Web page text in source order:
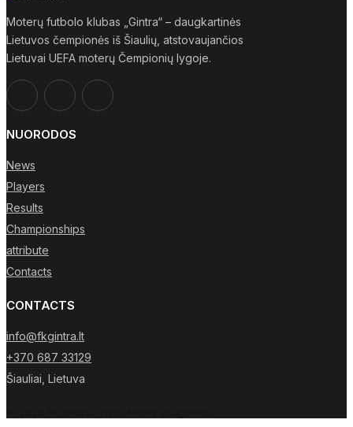
Moterų futbolo klubas „Gintra“ – daugkartinės
Lietuvos čempionės iš Šiaulių, atstovaujančios
Lietuvai UEFA moterų Čempionių lygoje.
NUORODOS
News
Players
Results
Championships
attribute
Contacts
CONTACTS
info@fkgintra.lt
+370 687 33129
Šiauliai, Lietuva